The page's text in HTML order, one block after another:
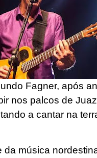
Fagner, após
nos palcos de
a cantar na
da música